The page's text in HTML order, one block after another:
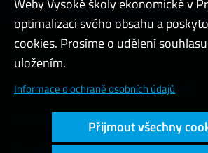
Admin
Cookies a ochrana osobních údajů
Přístupnost webu
optimalizaci svého obsahu a
cookies. Prosíme o udělení
uložením.
Informace o ochraně osobních údajů
Přijmout všechny